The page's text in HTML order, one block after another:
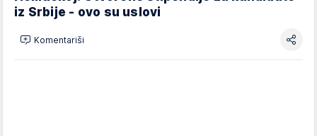
iz Srbije - ovo su uslovi
Komentariši